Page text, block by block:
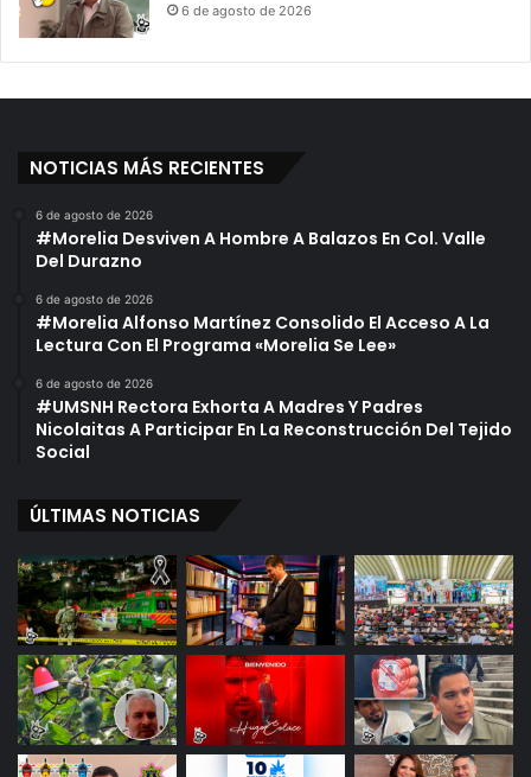
6 de agosto de 2026
NOTICIAS MÁS RECIENTES
6 de agosto de 2026
#Morelia Desviven A Hombre A Balazos En Col. Valle
Del Durazno
6 de agosto de 2026
#Morelia Alfonso Martínez Consolido El Acceso A La
Lectura Con El Programa «Morelia Se Lee»
6 de agosto de 2026
#UMSNH Rectora Exhorta A Madres Y Padres
Nicolaitas A Participar En La Reconstrucción Del Tejido
Social
ÚLTIMAS NOTICIAS